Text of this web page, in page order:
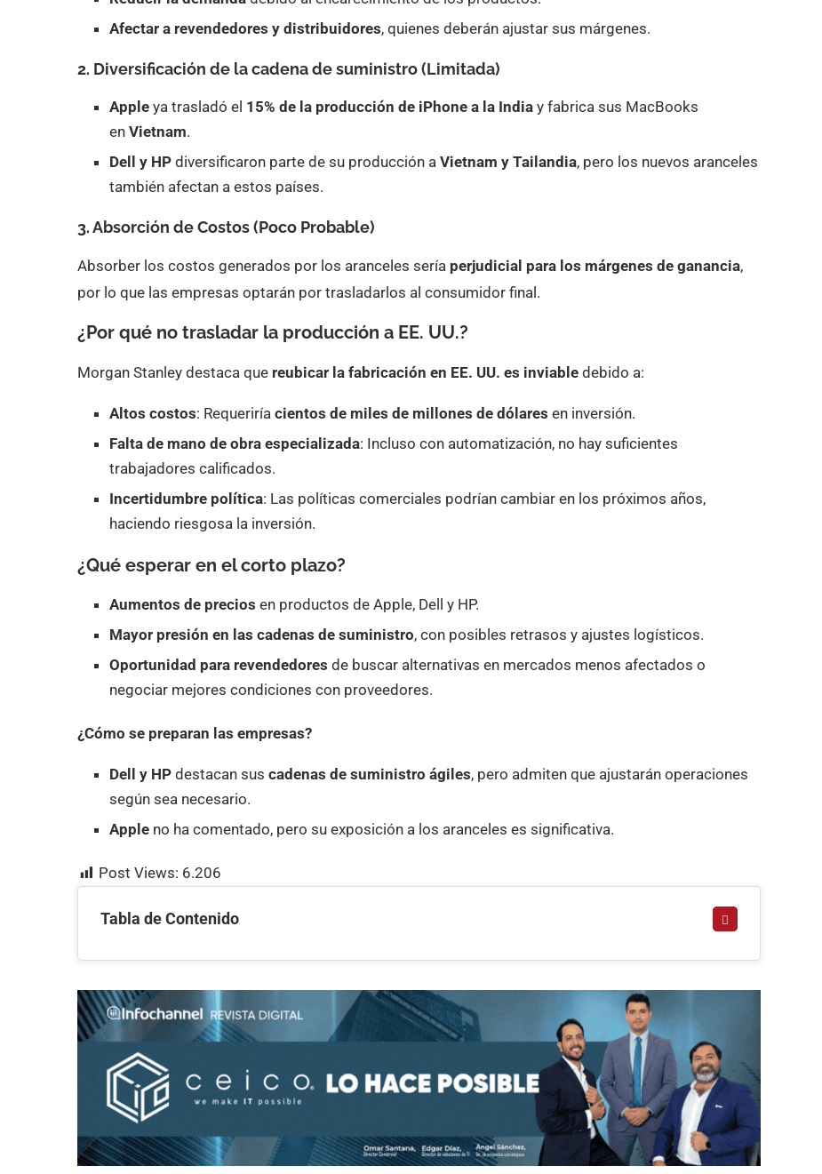
Afectar a revendedores y distribuidores, quienes deberán ajustar sus márgenes.
2. Diversificación de la cadena de suministro (Limitada)
Apple ya trasladó el 15% de la producción de iPhone a la India y fabrica sus MacBooks
en Vietnam.
Dell y HP diversificaron parte de su producción a Vietnam y Tailandia, pero los nuevos aranceles
también afectan a estos países.
3. Absorción de Costos (Poco Probable)
Absorber los costos generados por los aranceles sería perjudicial para los márgenes de ganancia,
por lo que las empresas optarán por trasladarlos al consumidor final.
¿Por qué no trasladar la producción a EE. UU.?
Morgan Stanley destaca que reubicar la fabricación en EE. UU. es inviable debido a:
Altos costos: Requeriría cientos de miles de millones de dólares en inversión.
Falta de mano de obra especializada: Incluso con automatización, no hay suficientes
trabajadores calificados.
Incertidumbre política: Las políticas comerciales podrían cambiar en los próximos años,
haciendo riesgosa la inversión.
¿Qué esperar en el corto plazo?
Aumentos de precios en productos de Apple, Dell y HP.
Mayor presión en las cadenas de suministro, con posibles retrasos y ajustes logísticos.
Oportunidad para revendedores de buscar alternativas en mercados menos afectados o
negociar mejores condiciones con proveedores.
¿Cómo se preparan las empresas?
Dell y HP destacan sus cadenas de suministro ágiles, pero admiten que ajustarán operaciones
según sea necesario.
Apple no ha comentado, pero su exposición a los aranceles es significativa.
Post Views: 6.206
Tabla de Contenido